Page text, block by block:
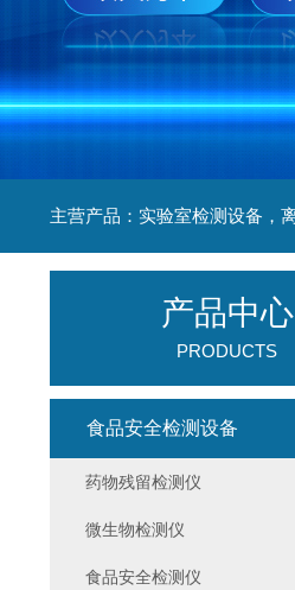
产品中心
PRODUCTS
食品安全检测设备
药物残留检测仪
微生物检测仪
食品安全检测仪